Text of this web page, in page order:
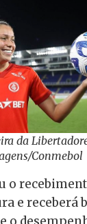
da
Conmebol
o
e receberá